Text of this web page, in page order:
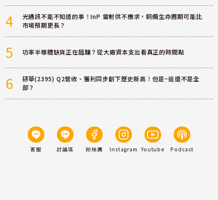
4
光通訊不能不知道的事！InP 雷射供不應求，銅纜生命週期可能比
市場預期更長？
5 功率半導體缺貨正在醞釀？從大廠資本支出看真正的時間點
6
研華(2395) Q2營收、獲利同步創下歷史新高！但是~這還不是全
部？
客服 討論區 粉絲團 Instagram Youtube Podcast